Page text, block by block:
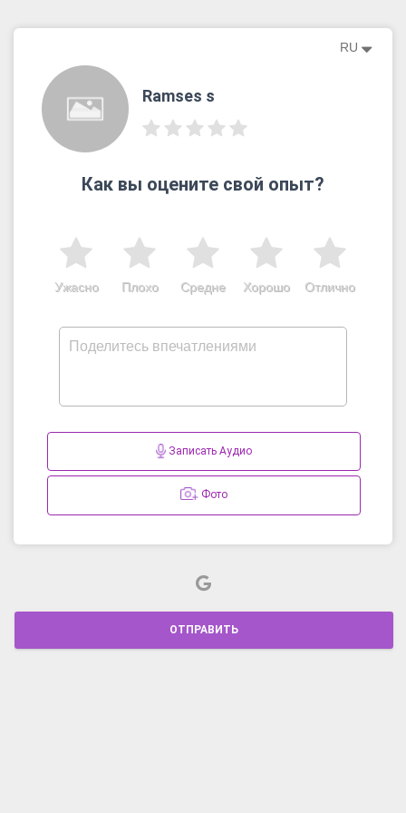
RU
Ramses s
Как вы оцените свой опыт?
Отлично
Хорошо
Средне
Плохо
Ужасно
Записать Аудио
Фото
ОТПРАВИТЬ